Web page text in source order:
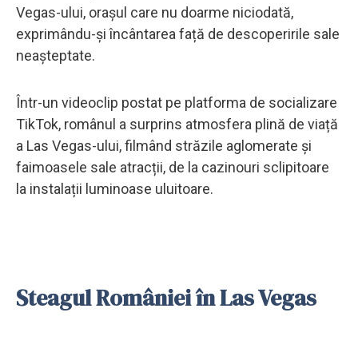
Vegas-ului, orașul care nu doarme niciodată,
exprimându-și încântarea față de descoperirile sale
neașteptate.
Într-un videoclip postat pe platforma de socializare
TikTok, românul a surprins atmosfera plină de viață
a Las Vegas-ului, filmând străzile aglomerate și
faimoasele sale atracții, de la cazinouri sclipitoare
la instalații luminoase uluitoare.
Steagul României în Las Vegas